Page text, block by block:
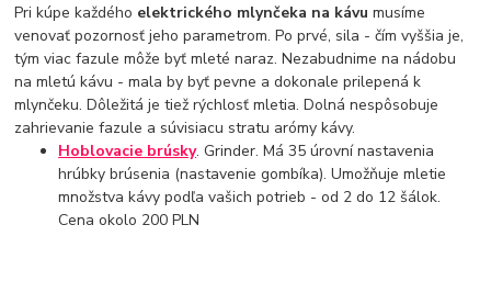
Pri kúpe každého elektrického mlynčeka na kávumusíme
venovať pozornosť jeho parametrom. Po prvé, sila - čím vyššia je,
tým viac fazule môže byť mleté naraz. Nezabudnime na nádobu
na mletú kávu - mala by byť pevne a dokonale prilepená k
mlynčeku. Dôležitá je tiež rýchlosť mletia. Dolná nespôsobuje
zahrievanie fazule a súvisiacu stratu arómy kávy.
Hoblovacie brúsky. Grinder. Má 35 úrovní nastavenia
hrúbky brúsenia (nastavenie gombíka). Umožňuje mletie
množstva kávy podľa vašich potrieb - od 2 do 12 šálok.
Cena okolo 200 PLN